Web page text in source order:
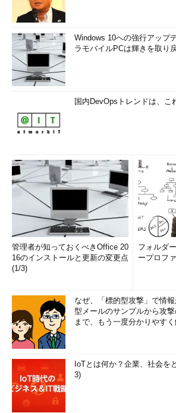
Windows 10への強行アップ
ラモバイルPCは輝きを取り
国内DevOpsトレンドは、こ
管理者が知っておくべきOffice 20
16のインストールと更新の変更点
(1/3)
フォルダ
ープロフ
なぜ、「標的型攻撃」で情
型メールのサンプルから攻
まで、もう一度分かりやす
IoTとは何か？企業、社会
3)